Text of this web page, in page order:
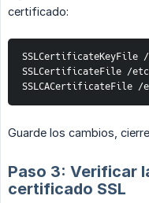
certificado:
SSLCertificateKeyFile
SSLCertificateFile /
SSLCACertificateFile /
Guarde los cambios,
Paso 3: Verificar
certificado SSL